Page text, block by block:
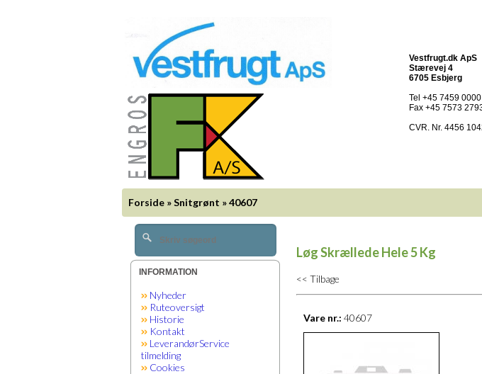
Vestfrugt.dk ApS
Stærevej 4
6705 Esbjerg
Tel +45 7459 0000
Fax +45 7573
CVR. Nr. 4456
Forside »Snitgrønt »40607
INFORMATION
Nyheder
Ruteoversigt
Historie
Kontakt
LeverandørService
tilmelding
Cookies
Løg Skrællede Hele 5 Kg
<< Tilbage
Vare nr.: 40607